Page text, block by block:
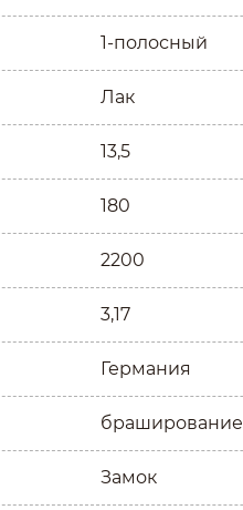
1-полосный
Лак
13,5
180
2200
3,17
Германия
браширование
Замок